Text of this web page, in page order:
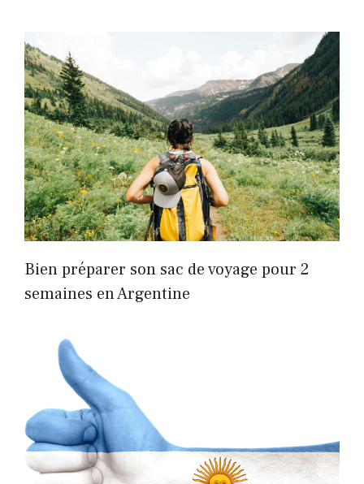
Bien préparer son sac de voyage pour 2
semaines en Argentine